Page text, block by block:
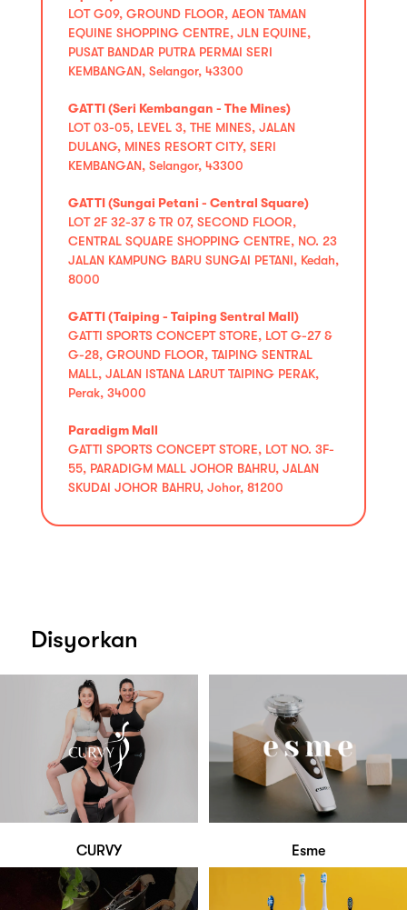
LOT G09, GROUND FLOOR, AEON TAMAN
EQUINE SHOPPING CENTRE, JLN EQUINE,
PUSAT BANDAR PUTRA PERMAI SERI
KEMBANGAN, Selangor, 43300
GATTI (Seri Kembangan - The Mines)
LOT 03-05, LEVEL 3, THE MINES, JALAN
DULANG, MINES RESORT CITY, SERI
KEMBANGAN, Selangor, 43300
GATTI (Sungai Petani - Central Square)
LOT 2F 32-37 & TR 07, SECOND FLOOR,
CENTRAL SQUARE SHOPPING CENTRE, NO. 23
JALAN KAMPUNG BARU SUNGAI PETANI, Kedah,
8000
GATTI (Taiping - Taiping Sentral Mall)
GATTI SPORTS CONCEPT STORE, LOT G-27 &
G-28, GROUND FLOOR, TAIPING SENTRAL
MALL, JALAN ISTANA LARUT TAIPING PERAK,
Perak, 34000
Paradigm Mall
GATTI SPORTS CONCEPT STORE, LOT NO. 3F-
55, PARADIGM MALL JOHOR BAHRU, JALAN
SKUDAI JOHOR BAHRU, Johor, 81200
Disyorkan
CURVY Esme